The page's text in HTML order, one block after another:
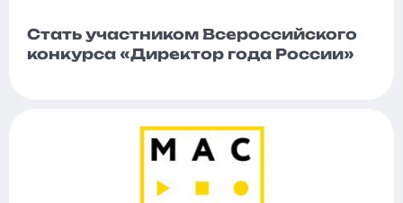
Стать участником Всероссийского
конкурса «Директор года России»